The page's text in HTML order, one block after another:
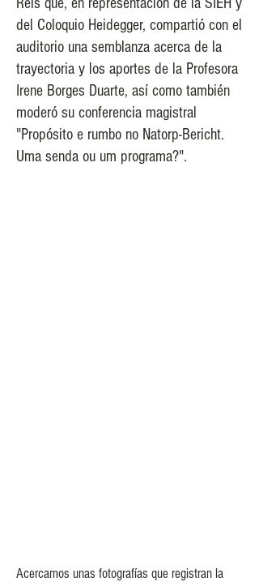
del Coloquio Heidegger, compartió con el
auditorio una semblanza acerca de la
trayectoria y los aportes de la Profesora
Irene Borges Duarte, así como también
moderó su conferencia magistral
"Propósito e rumbo no Natorp-Bericht.
Uma senda ou um programa?".
Acercamos unas fotografías que registran la